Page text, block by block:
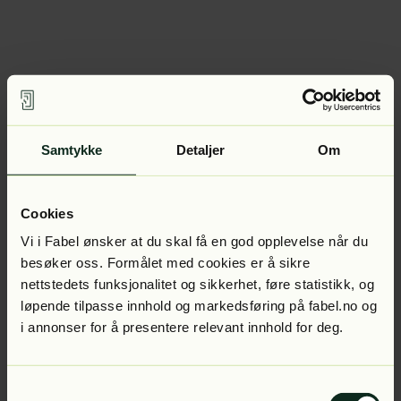
Samtykke Detaljer Om
Cookies
Vi i Fabel ønsker at du skal få en god opplevelse når du
besøker oss. Formålet med cookies er å sikre
nettstedets funksjonalitet og sikkerhet, føre statistikk, og
løpende tilpasse innhold og markedsføring på fabel.no og
i annonser for å presentere relevant innhold for deg.